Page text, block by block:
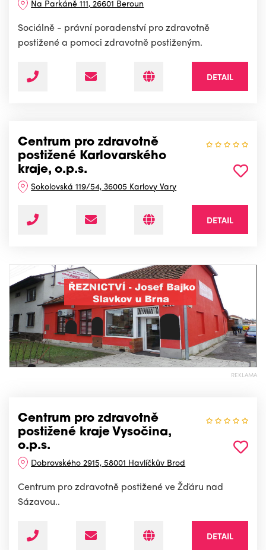
Na Parkáně 111, 26601 Beroun
Sociálně - právní poradenství pro zdravotně
postižené a pomoci zdravotně postiženým.
DETAIL
Centrum pro zdravotně
postižené Karlovarského
kraje, o.p.s.
Sokolovská 119/54, 36005 Karlovy Vary
DETAIL
REKLAMA
Centrum pro zdravotně
postižené kraje Vysočina,
o.p.s.
Dobrovského 2915, 58001 Havlíčkův Brod
Centrum pro zdravotně postižené ve Žďáru nad
Sázavou..
DETAIL